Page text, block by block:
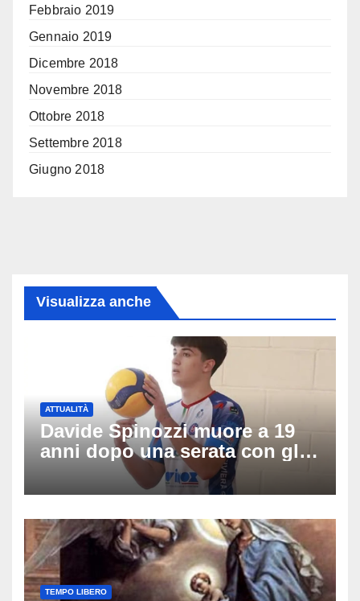
Febbraio 2019
Gennaio 2019
Dicembre 2018
Novembre 2018
Ottobre 2018
Settembre 2018
Giugno 2018
Visualizza anche
ATTUALITÀ
Davide Spinozzi muore a 19
anni dopo una serata con gli
amici: il mistero dello
schianto senza frenata
TEMPO LIBERO